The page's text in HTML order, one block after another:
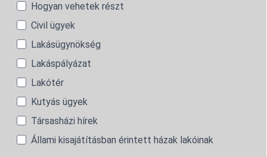
Hogyan vehetek részt
Civil ügyek
Lakásügynökség
Lakáspályázat
Lakótér
Kutyás ügyek
Társasházi hírek
Állami kisajátításban érintett házak lakóinak